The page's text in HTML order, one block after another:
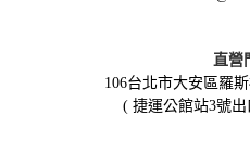
直營
106台北市大安區羅
( 捷運公館站3號